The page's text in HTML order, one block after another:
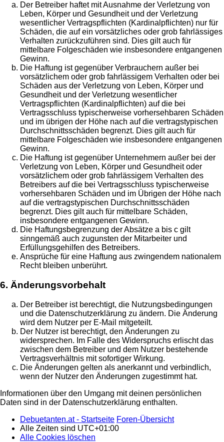
Der Betreiber haftet mit Ausnahme der Verletzung von
Leben, Körper und Gesundheit und der Verletzung
wesentlicher Vertragspflichten (Kardinalpflichten) nur für
Schäden, die auf ein vorsätzliches oder grob fahrlässiges
Verhalten zurückzuführen sind. Dies gilt auch für
mittelbare Folgeschäden wie insbesondere entgangenen
Gewinn.
Die Haftung ist gegenüber Verbrauchern außer bei
vorsätzlichem oder grob fahrlässigem Verhalten oder bei
Schäden aus der Verletzung von Leben, Körper und
Gesundheit und der Verletzung wesentlicher
Vertragspflichten (Kardinalpflichten) auf die bei
Vertragsschluss typischerweise vorhersehbaren Schäden
und im übrigen der Höhe nach auf die vertragstypischen
Durchschnittsschäden begrenzt. Dies gilt auch für
mittelbare Folgeschäden wie insbesondere entgangenen
Gewinn.
Die Haftung ist gegenüber Unternehmern außer bei der
Verletzung von Leben, Körper und Gesundheit oder
vorsätzlichem oder grob fahrlässigem Verhalten des
Betreibers auf die bei Vertragsschluss typischerweise
vorhersehbaren Schäden und im Übrigen der Höhe nach
auf die vertragstypischen Durchschnittsschäden
begrenzt. Dies gilt auch für mittelbare Schäden,
insbesondere entgangenen Gewinn.
Die Haftungsbegrenzung der Absätze a bis c gilt
sinngemäß auch zugunsten der Mitarbeiter und
Erfüllungsgehilfen des Betreibers.
Ansprüche für eine Haftung aus zwingendem nationalem
Recht bleiben unberührt.
6. Änderungsvorbehalt
Der Betreiber ist berechtigt, die Nutzungsbedingungen
und die Datenschutzerklärung zu ändern. Die Änderung
wird dem Nutzer per E-Mail mitgeteilt.
Der Nutzer ist berechtigt, den Änderungen zu
widersprechen. Im Falle des Widerspruchs erlischt das
zwischen dem Betreiber und dem Nutzer bestehende
Vertragsverhältnis mit sofortiger Wirkung.
Die Änderungen gelten als anerkannt und verbindlich,
wenn der Nutzer den Änderungen zugestimmt hat.
Informationen über den Umgang mit deinen persönlichen
Daten sind in der Datenschutzerklärung enthalten.
Debuetanten.at - Startseite Foren-Übersicht
Alle Zeiten sind UTC+01:00
Alle Cookies löschen